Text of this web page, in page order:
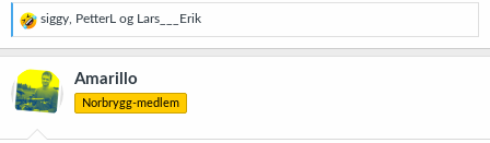
R
e
a
k
s
j
siggy PetterL og Lars___Erik
Amarillo
Norbrygg-medlem